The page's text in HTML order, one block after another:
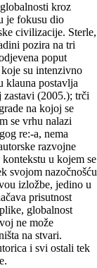
kroz
je fokusu dio
civilizacije. Sterle,
pozira na tri
poput
su intenzivno
klauna postavlja
zastavi (2005.); trči
na kojoj se
se vrhu nalazi
re:-a, nema
razvojne
u kojem se
svojom nazočnošću
izložbe, jedino u
prisutnost
globalnost
ne može
na stvari.
i svi ostali tek